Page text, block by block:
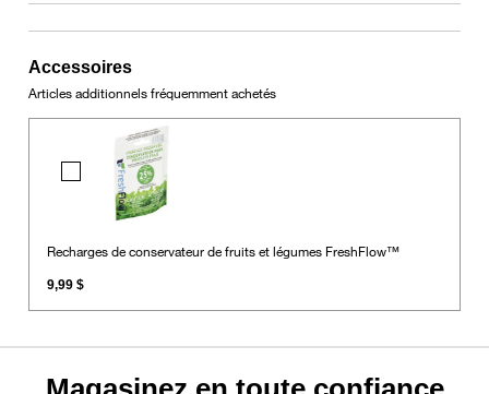
Accessoires
Articles additionnels fréquemment achetés
Recharges
conservateur
fruits
légumes
FreshFlow™
Recharges de conservateur de fruits et légumes FreshFlow™
9,99 $